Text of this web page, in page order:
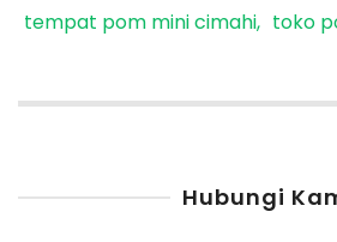
tempat pom mini cimahi
toko
Hubungi